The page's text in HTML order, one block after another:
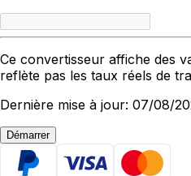
Ce convertisseur affiche des
reflète pas les taux réels de
Dernière mise à jour: 07/08/
Démarrer